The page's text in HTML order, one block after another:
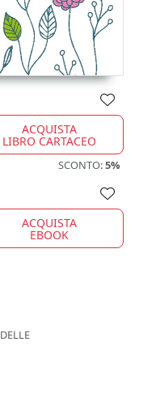
ACQUISTA
LIBRO CARTACEO
SCONTO:5%
ACQUISTA
EBOOK